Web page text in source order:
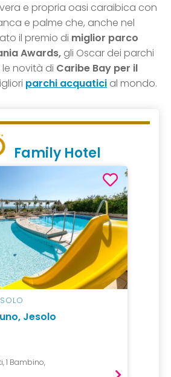
e propria oasi caraibica con
e palme che, anche nel
il premio di miglior parco
Awards, gli Oscar dei parchi
novità di Caribe Bay per il
parchi acquatici al mondo.
Family Hotel
Jesolo
1 Bambino,